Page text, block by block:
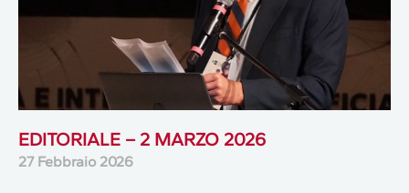
EDITORIALE – 2 MARZO 2026
27 Febbraio 2026